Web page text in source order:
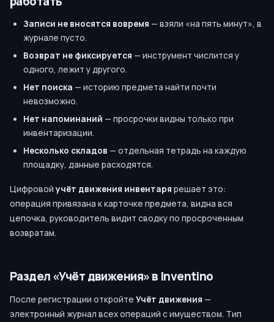
Записи не вносятся вовремя — взяли «на пять минут», в
журнале пусто.
Возврат не фиксируется — инструмент числится у
одного, лежит у другого.
Нет поиска — историю предмета найти почти
невозможно.
Нет напоминаний — просрочки видны только при
инвентаризации.
Несколько складов — отдельная тетрадь на каждую
площадку, данные расходятся.
Цифровой учёт движения инвентаря решает это:
операция привязана к карточке предмета, видна вся
цепочка, руководитель видит сводку по просроченным
возвратам.
Раздел «Учёт движения» в Inventino
После регистрации откройте Учёт движения —
электронный журнал всех операций с имуществом. Тип